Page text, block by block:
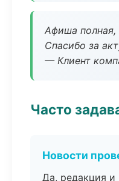
Афиша полная,
Спасибо за
— Клиент
Часто
Новости
Да, редакция и